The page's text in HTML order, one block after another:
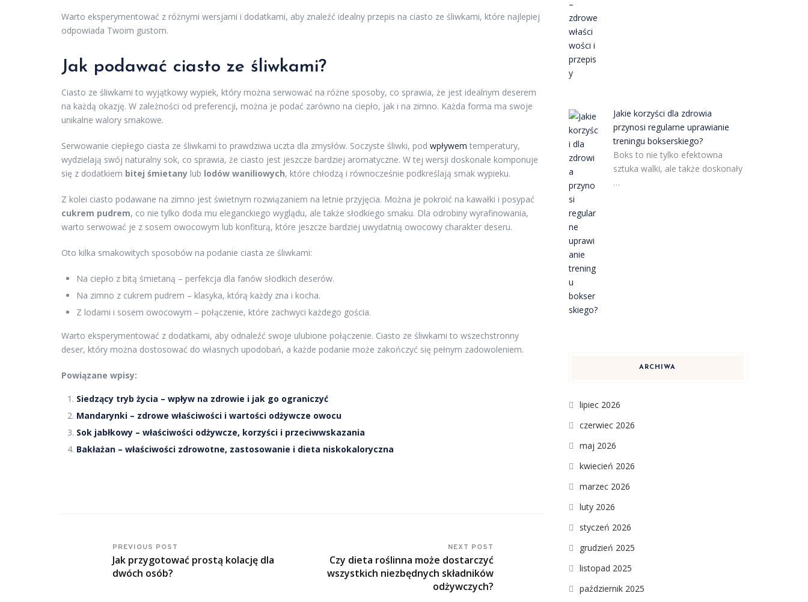
Warto eksperymentować z różnymi wersjami i dodatkami, aby znaleźć idealny przepis na ciasto ze śliwkami, które najlepiej
odpowiada Twoim gustom.
Jak podawać ciasto ze śliwkami?
Ciasto ze śliwkami to wyjątkowy wypiek, który można serwować na różne sposoby, co sprawia, że jest idealnym deserem
na każdą okazję. W zależności od preferencji, można je podać zarówno na ciepło, jak i na zimno. Każda forma ma swoje
unikalne walory smakowe.
Serwowanie ciepłego ciasta ze śliwkami to prawdziwa uczta dla zmysłów. Soczyste śliwki, pod wpływem temperatury,
wydzielają swój naturalny sok, co sprawia, że ciasto jest jeszcze bardziej aromatyczne. W tej wersji doskonale komponuje
się z dodatkiem bitej śmietany lub lodów waniliowych, które chłodzą i równocześnie podkreślają smak wypieku.
Z kolei ciasto podawane na zimno jest świetnym rozwiązaniem na letnie przyjęcia. Można je pokroić na kawałki i posypać
cukrem pudrem, co nie tylko doda mu eleganckiego wyglądu, ale także słodkiego smaku. Dla odrobiny wyrafinowania,
warto serwować je z sosem owocowym lub konfiturą, które jeszcze bardziej uwydatnią owocowy charakter deseru.
Oto kilka smakowitych sposobów na podanie ciasta ze śliwkami:
Na ciepło z bitą śmietaną – perfekcja dla fanów słodkich deserów.
Na zimno z cukrem pudrem – klasyka, którą każdy zna i kocha.
Z lodami i sosem owocowym – połączenie, które zachwyci każdego gościa.
Warto eksperymentować z dodatkami, aby odnaleźć swoje ulubione połączenie. Ciasto ze śliwkami to wszechstronny
deser, który można dostosować do własnych upodobań, a każde podanie może zakończyć się pełnym zadowoleniem.
Powiązane wpisy:
Siedzący tryb życia – wpływ na zdrowie i jak go ograniczyć
Mandarynki – zdrowe właściwości i wartości odżywcze owocu
Sok jabłkowy – właściwości odżywcze, korzyści i przeciwwskazania
Bakłażan – właściwości zdrowotne, zastosowanie i dieta niskokaloryczna
PREVIOUS POST
Jak przygotować prostą kolację dla
dwóch osób?
NEXT POST
Czy dieta roślinna może dostarczyć
wszystkich niezbędnych składników
odżywczych?
Jakie korzyści dla zdrowia
przynosi regularne uprawianie
treningu bokserskiego?
Boks to nie tylko efektowna
sztuka walki, ale także doskonały
…
ARCHIWA
lipiec 2026
czerwiec 2026
maj 2026
kwiecień 2026
marzec 2026
luty 2026
styczeń 2026
grudzień 2025
listopad 2025
październik 2025